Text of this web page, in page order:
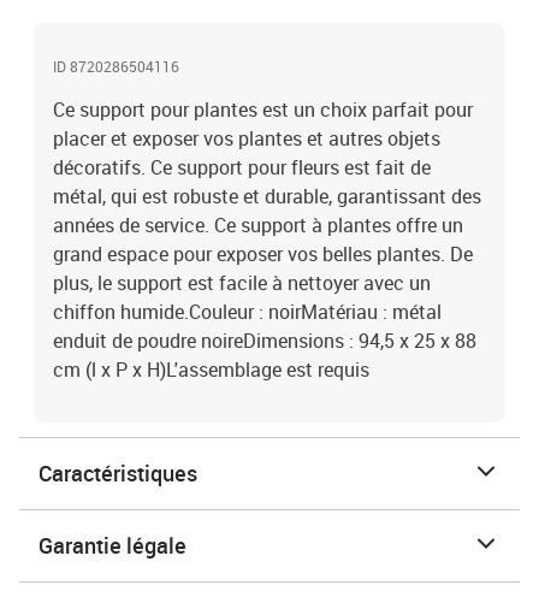
ID 8720286504116
Ce support pour plantes est un choix parfait pour
placer et exposer vos plantes et autres objets
décoratifs. Ce support pour fleurs est fait de
métal, qui est robuste et durable, garantissant des
années de service. Ce support à plantes offre un
grand espace pour exposer vos belles plantes. De
plus, le support est facile à nettoyer avec un
chiffon humide.Couleur : noirMatériau : métal
enduit de poudre noireDimensions : 94,5 x 25 x 88
cm (l x P x H)L'assemblage est requis
Caractéristiques
Garantie légale